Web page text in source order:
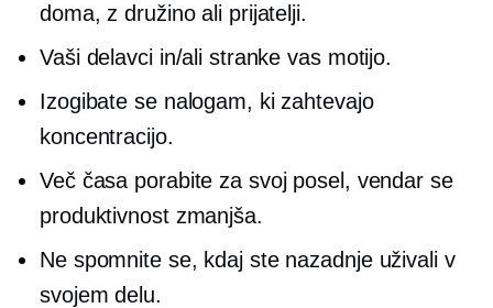
doma, z družino ali prijatelji.
Vaši delavci in/ali stranke vas motijo.
Izogibate se nalogam, ki zahtevajo
koncentracijo.
Več časa porabite za svoj posel, vendar se
produktivnost zmanjša.
Ne spomnite se, kdaj ste nazadnje uživali v
svojem delu.